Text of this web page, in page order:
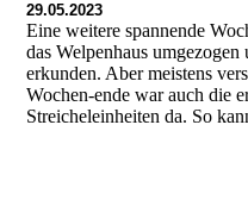
29.05.2023
Eine weitere spannende
das Welpenhaus
erkunden. Aber meistens
Wochen-ende war auch die
Streicheleinheiten da. So